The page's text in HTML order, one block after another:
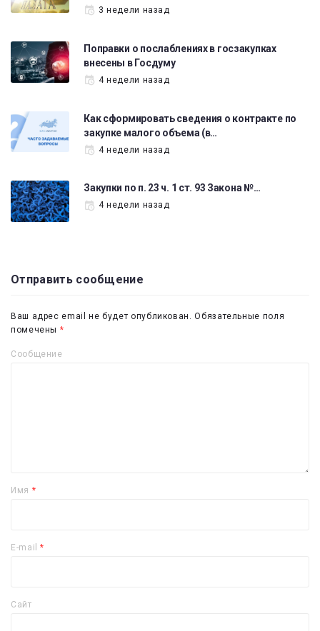
3 недели назад
Поправки о послаблениях в госзакупках
внесены в Госдуму
4 недели назад
Как сформировать сведения о контракте по
закупке малого объема (в…
4 недели назад
Закупки по п. 23 ч. 1 ст. 93 Закона №…
4 недели назад
Отправить сообщение
Ваш адрес email не будет опубликован. Обязательные поля
помечены *
Сообщение
Имя *
E-mail*
Сайт